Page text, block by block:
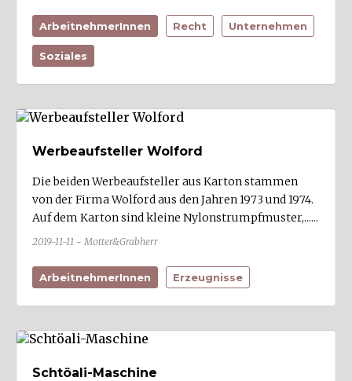
ArbeitnehmerInnen Recht Unternehmen
Soziales
Werbeaufsteller Wolford
Die beiden Werbeaufsteller aus Karton stammen
von der Firma Wolford aus den Jahren 1973 und 1974.
Auf dem Karton sind kleine Nylonstrumpfmuster,......
2019-11-11 - Motter&Grabherr
ArbeitnehmerInnen Erzeugnisse
Schtöali-Maschine